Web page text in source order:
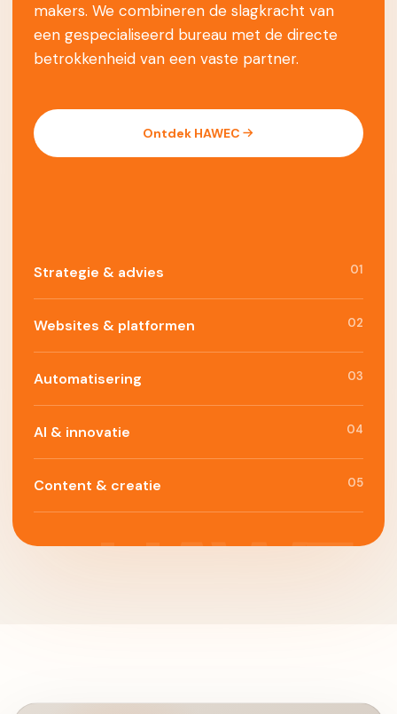
makers. We combineren de slagkracht van
een gespecialiseerd bureau met de directe
betrokkenheid van een vaste partner.
Ontdek HAWEC
Strategie & advies 01
Websites & platformen 02
Automatisering 03
AI & innovatie 04
Content & creatie 05